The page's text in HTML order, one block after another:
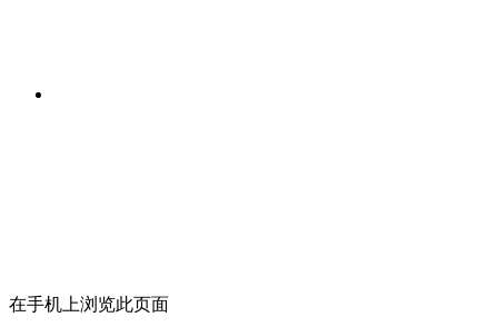
在手机上浏览此页面